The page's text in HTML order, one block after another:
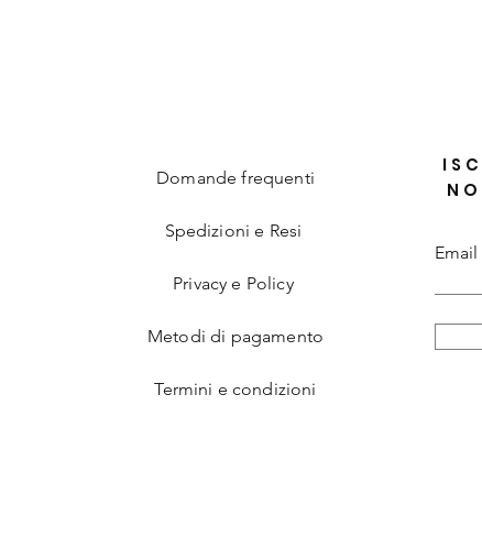
Domande frequenti
Spedizioni e Resi
Privacy e Policy
Metodi di pagamento
Termini e condizioni
Email